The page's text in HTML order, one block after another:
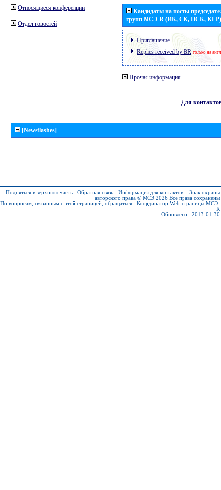
Относящиеся конференции
Отдел новостей
Кандидаты на посты
групп МСЭ-R (ИК, СК, ПСК, КГР)
Приглашение
Replies received by BR только на
Прочая информация
Для контактов
[Newsflashes]
Подняться в верхнюю часть - Обратная связь - Информация для контактов - Знак охраны
авторского права © МСЭ 2026 Все права сохранены
По вопросам, связанным с этой страницей, обращаться : Координатор Web-страницы МСЭ-
R
Обновлено : 2013-01-30